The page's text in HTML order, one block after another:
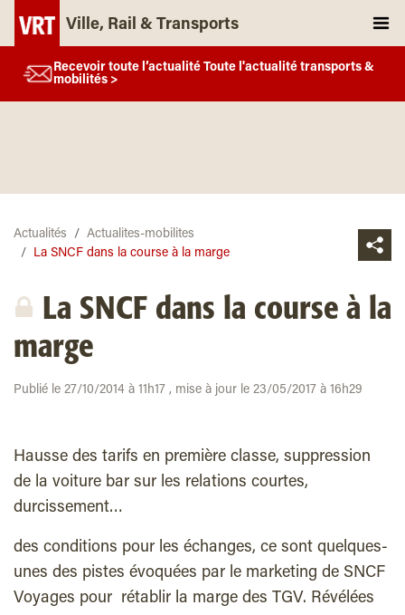
Ville, Rail & Transports
Recevoir toute l’actualité Toute l'actualité transports &
mobilités >
Actualités
Actualites-mobilites
La SNCF dans la course à la marge
La SNCF dans la course à la
marge
Publié le 27/10/2014 à 11h17 , mise à jour le 23/05/2017 à 16h29
Hausse des tarifs en première classe, suppression
de la voiture bar sur les relations courtes,
durcissement…
des conditions pour les échanges, ce sont quelques-
unes des pistes évoquées par le marketing de SNCF
Voyages pour rétablir la marge des TGV. Révélées